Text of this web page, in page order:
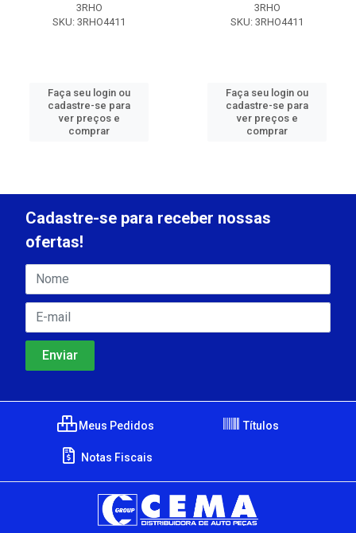
3RHO
SKU: 3RHO4411
Faça seu login ou
cadastre-se para
ver preços e
comprar
3RHO
SKU: 3RHO4411
Faça seu login ou
cadastre-se para
ver preços e
comprar
Cadastre-se para receber nossas
ofertas!
Meus Pedidos Títulos
Notas Fiscais